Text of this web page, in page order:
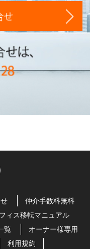
仲介手数料無料
ィス移転マニュアル
覧
オーナー様専用
利用規約